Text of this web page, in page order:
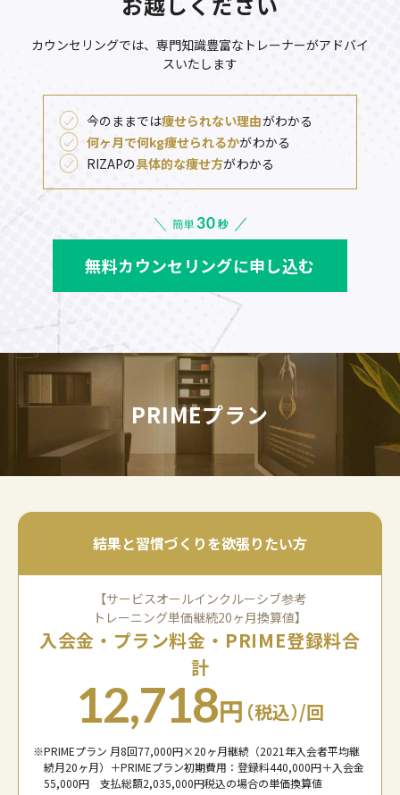
カウンセリングでは、専門知識豊富なトレーナーがアドバイ
スいたします
今のままでは痩せられない理由がわかる
何ヶ月で何kg痩せられるかがわかる
RIZAPの具体的な痩せ方がわかる
無料カウンセリングに申し込む
PRIMEプラン
結果と習慣づくりを欲張りたい方
【サービスオールインクルーシブ参考
トレーニング単価継続20ヶ月換算値】
入会金・プラン料金・PRIME登録料合
計
12,718円（税込）/回
PRIMEプラン 月8回77,000円×20ヶ月継続（2021年入会者平均継
続月20ヶ月）＋PRIMEプラン初期費用：登録料440,000円＋入会金
55,000円 支払総額2,035,000円税込の場合の単価換算値